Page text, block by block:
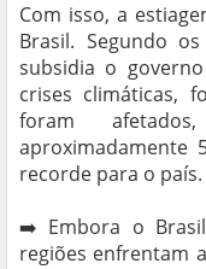
Com isso, a
Brasil. Segundo
subsidia o
crises climáticas,
foram
recorde para o país.
➡️ Embora o
regiões enfrentam